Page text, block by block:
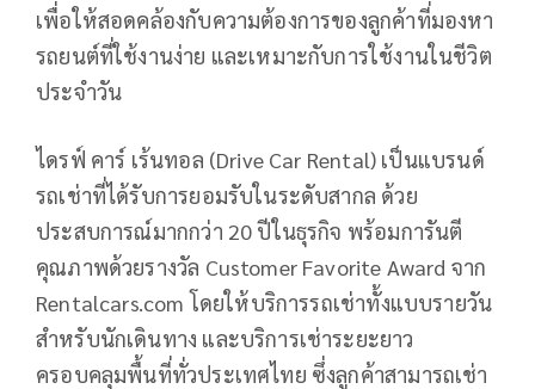
เพื่อให้สอดคล้องกับความต้องการของลูกค้าที่มองหา
รถยนต์ที่ใช้งานง่าย และเหมาะกับการใช้งานในชีวิต
ประจำวัน
ไดรฟ์ คาร์ เร้นทอล (Drive Car Rental) เป็นแบรนด์
รถเช่าที่ได้รับการยอมรับในระดับสากล ด้วย
ประสบการณ์มากกว่า 20 ปีในธุรกิจ พร้อมการันตี
คุณภาพด้วยรางวัล Customer Favorite Award จาก
Rentalcars.com โดยให้บริการรถเช่าทั้งแบบรายวัน
สำหรับนักเดินทาง และบริการเช่าระยะยาว
ครอบคลุมพื้นที่ทั่วประเทศไทย ซึ่งลูกค้าสามารถเช่า